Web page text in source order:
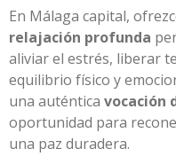
En Málaga capital,
relajación profunda
aliviar el estrés, liberar
equilibrio físico y
una auténtica vocación
oportunidad para
una paz duradera.